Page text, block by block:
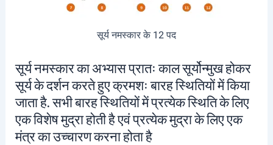
सूर्य नमस्कार के 12 पद
सूर्य नमस्कार का अभ्यास प्रातः काल सूर्योन्मुख होकर
सूर्य के दर्शन करते हुए क्रमशः बारह स्थितियों में किया
जाता है. सभी बारह स्थितियों में प्रत्येक स्थिति के लिए
एक विशेष मुद्रा होती है एवं प्रत्येक मुद्रा के लिए एक
मंत्र का उच्चारण करना होता है